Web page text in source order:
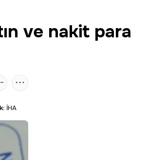
ve nakit para
İHA